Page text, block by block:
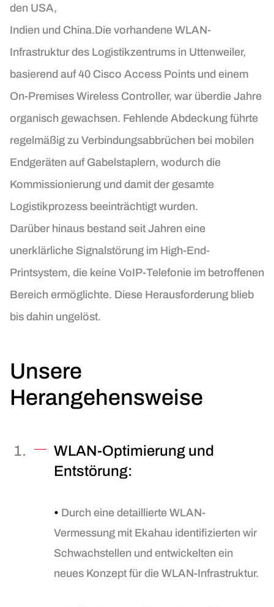
den USA,
Indien und China.Die vorhandene WLAN-
Infrastruktur des Logistikzentrums in Uttenweiler,
basierend auf 40 Cisco Access Points und einem
On-Premises Wireless Controller, war überdie Jahre
organisch gewachsen. Fehlende Abdeckung führte
regelmäßig zu Verbindungsabbrüchen bei mobilen
Endgeräten auf Gabelstaplern, wodurch die
Kommissionierung und damit der gesamte
Logistikprozess beeinträchtigt wurden.
Darüber hinaus bestand seit Jahren eine
unerklärliche Signalstörung im High-End-
Printsystem, die keine VoIP-Telefonie im betroffenen
Bereich ermöglichte. Diese Herausforderung blieb
bis dahin ungelöst.
Unsere
Herangehensweise
WLAN-Optimierung und
Entstörung:
• Durch eine detaillierte WLAN-
Vermessung mit Ekahau identifizierten wir
Schwachstellen und entwickelten ein
neues Konzept für die WLAN-Infrastruktur.